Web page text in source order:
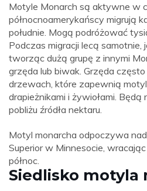
Motyle Monarch są aktywne w
północnoamerykańscy migrują
południe. Mogą podróżować
Podczas migracji lecą samotnie,
tworząc dużą grupę z innymi
grzęda lub biwak. Grzęda
drzewach, które zapewnią
drapieżnikami i żywiołami.
pobliżu źródła nektaru.
Motyl monarcha odpoczywa
Superior w Minnesocie,
północ.
Siedlisko motyla